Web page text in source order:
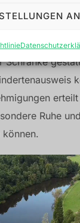
Zufahrt für
Schranke
Ruhe
können.